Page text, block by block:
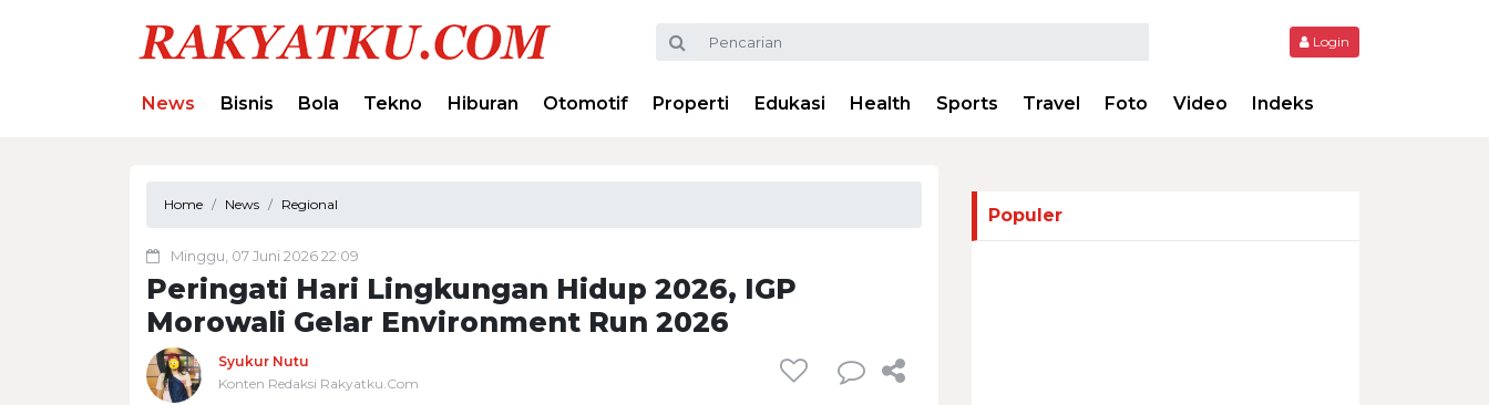
Login
News Bisnis Bola Tekno Hiburan Otomotif Properti Edukasi Health Sports Travel Foto Video Indeks
Home News Regional
Minggu, 07 Juni 2026 22:09
Peringati Hari Lingkungan Hidup 2026, IGP
Morowali Gelar Environment Run 2026
Syukur Nutu
Konten Redaksi Rakyatku.Com
Populer